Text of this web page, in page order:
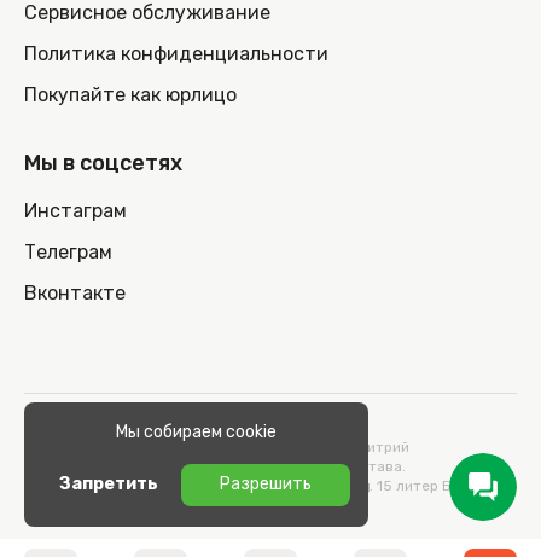
Сервисное обслуживание
Политика конфиденциальности
Покупайте как юрлицо
Мы в соцсетях
Инстаграм
Телеграм
Вконтакте
© 2026 100nout.by,
ООО «СТОНОУТБУКОВ» Директор Метельский Дмитрий
Константинович, действующий на основании Устава.
Адрес: 220100, Беларусь, г. Минск, ул. Кульман, д. 15 литер Б 9/к.
Мы собираем cookie
Запретить Разрешить